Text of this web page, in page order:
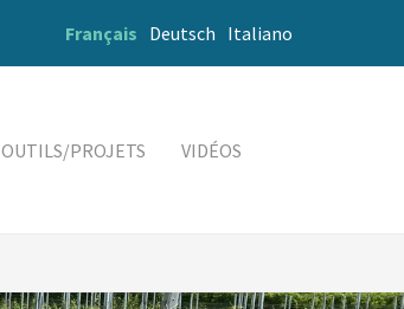
Français Deutsch Italiano
OUTILS/PROJETS VIDÉOS